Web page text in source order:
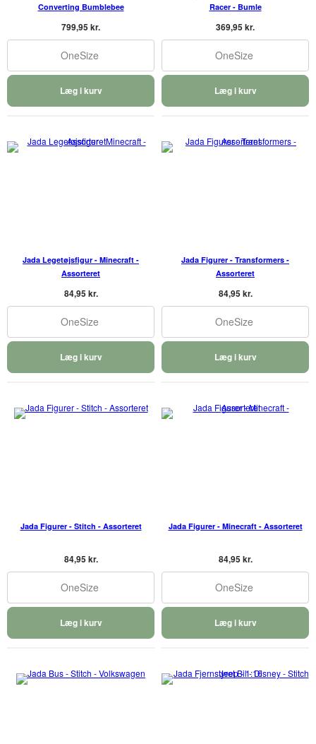
Converting Bumblebee
799,95 kr.
OneSize
Læg i kurv
Racer - Bumle
369,95 kr.
OneSize
Læg i kurv
Jada Legetøjsfigur - Minecraft -
Assorteret
84,95 kr.
OneSize
Læg i kurv
Jada Figurer - Transformers -
Assorteret
84,95 kr.
OneSize
Læg i kurv
Jada Figurer - Stitch - Assorteret
84,95 kr.
OneSize
Læg i kurv
Jada Figurer - Minecraft - Assorteret
84,95 kr.
OneSize
Læg i kurv